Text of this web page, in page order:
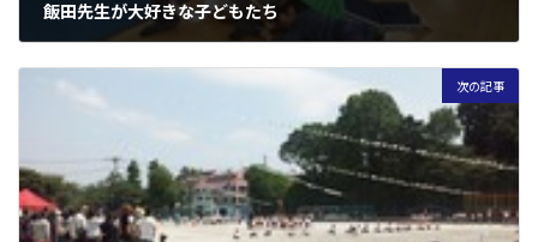
飯田先生が大好きな子どもたち
次の記事